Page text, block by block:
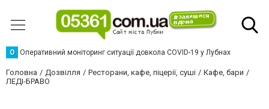
О Оперативний моніторинг ситуації довкола COVID-19 у Лубнах
Головна Дозвілля Ресторани, кафе, піцерії, суші
Кафе, бари
ЛЕДІ-БРАВО